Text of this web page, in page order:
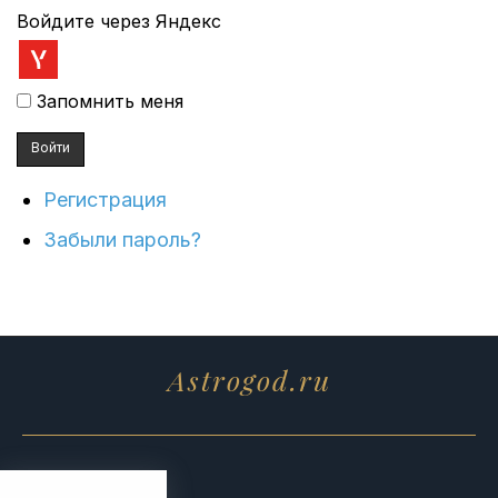
Войдите через Яндекс
Запомнить меня
Войти
Регистрация
Забыли пароль?
Astrogod.ru